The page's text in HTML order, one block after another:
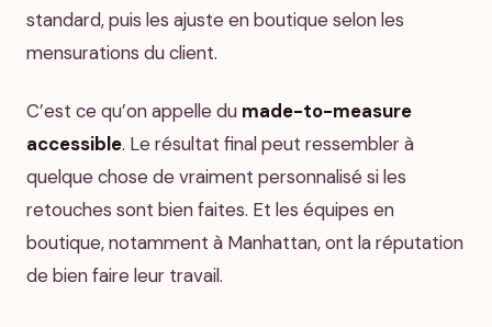
standard, puis les ajuste en boutique selon les
mensurations du client.
C’est ce qu’on appelle du made-to-measure
accessible. Le résultat final peut ressembler à
quelque chose de vraiment personnalisé si les
retouches sont bien faites. Et les équipes en
boutique, notamment à Manhattan, ont la réputation
de bien faire leur travail.